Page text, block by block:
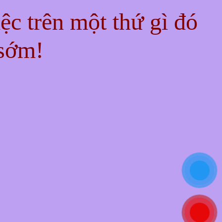
trên một thứ gì đó